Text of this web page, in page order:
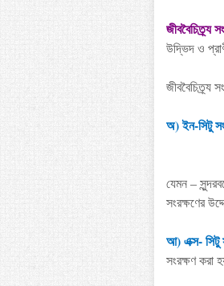
জীববৈচিত্র্য
উদ্ভিদও
জীববৈচিত্র্য
অ)ইন-সিটু
যেমন–
সংরক্ষণের
আ)এক্স-সিটু
সংরক্ষণকরা